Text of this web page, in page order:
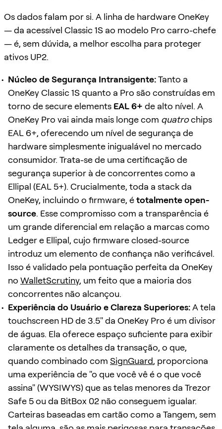
Os dados falam por si. A linha de hardware OneKey
— da acessível Classic 1S ao modelo Pro carro-chefe
— é, sem dúvida, a melhor escolha para proteger
ativos UP2.
Núcleo de Segurança Intransigente:Tanto a
OneKey Classic 1S quanto a Pro são construídas em
torno de secure elements EAL 6+ de alto nível. A
OneKey Pro vai ainda mais longe com quatrochips
EAL 6+, oferecendo um nível de segurança de
hardware simplesmente inigualável no mercado
consumidor. Trata-se de uma certificação de
segurança superior à de concorrentes como a
Ellipal (EAL 5+). Crucialmente, toda a stack da
OneKey, incluindo o firmware, étotalmente open-
source. Esse compromisso com a transparência é
um grande diferencial em relação a marcas como
Ledger e Ellipal, cujo firmware closed-source
introduz um elemento de confiança não verificável.
Isso é validado pela pontuação perfeita da OneKey
no WalletScrutiny, um feito que a maioria dos
concorrentes não alcançou.
Experiência do Usuário e Clareza Superiores:A tela
touchscreen HD de 3.5" da OneKey Pro é um divisor
de águas. Ela oferece espaço suficiente para exibir
claramente os detalhes da transação, o que,
quando combinado com SignGuard, proporciona
uma experiência de "o que você vê é o que você
assina" (WYSIWYS) que as telas menores da Trezor
Safe 5 ou da BitBox 02 não conseguem igualar.
Carteiras baseadas em cartão como a Tangem, sem